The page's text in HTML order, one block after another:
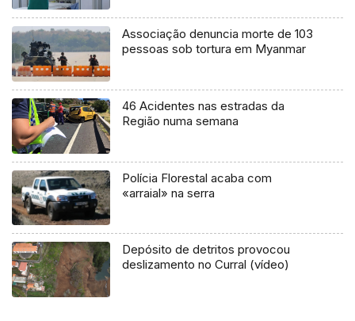
Associação denuncia morte de 103
pessoas sob tortura em Myanmar
46 Acidentes nas estradas da
Região numa semana
Polícia Florestal acaba com
«arraial» na serra
Depósito de detritos provocou
deslizamento no Curral (vídeo)